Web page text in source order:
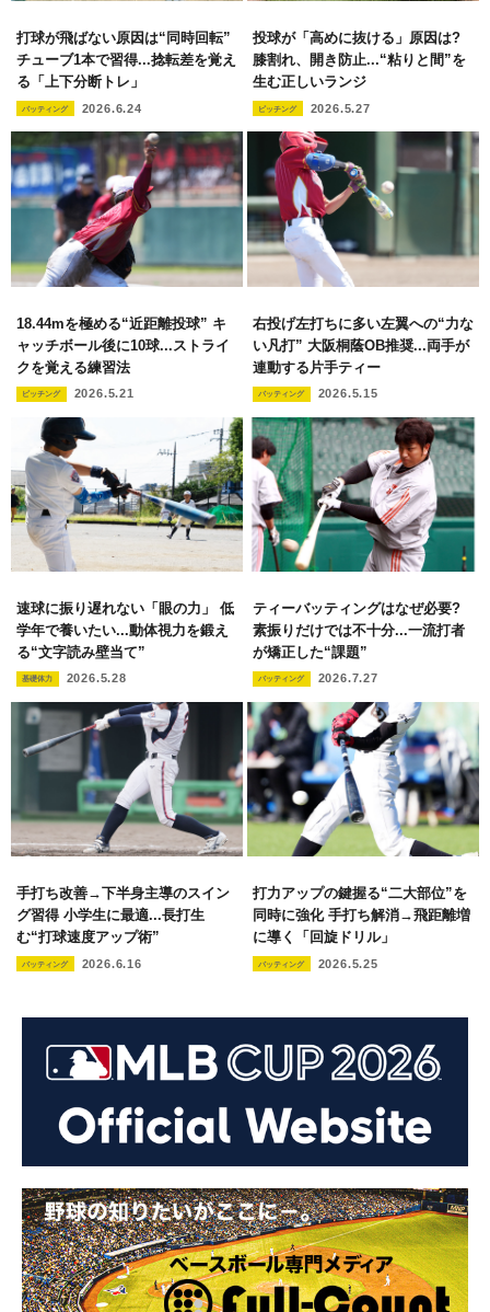
打球が飛ばない原因は“同時回転”
チューブ1本で習得...捻転差を覚え
る「上下分断トレ」
バッティング 2026.6.24
投球が「高めに抜ける」原因は?
膝割れ、開き防止...“粘りと間”を
生む正しいランジ
ピッチング 2026.5.27
18.44mを極める“近距離投球” キ
ャッチボール後に10球...ストライ
クを覚える練習法
ピッチング 2026.5.21
右投げ左打ちに多い左翼への“力な
い凡打” 大阪桐蔭OB推奨...両手が
連動する片手ティー
バッティング 2026.5.15
速球に振り遅れない「眼の力」 低
学年で養いたい...動体視力を鍛え
る“文字読み壁当て”
基礎体力 2026.5.28
ティーバッティングはなぜ必要?
素振りだけでは不十分...一流打者
が矯正した“課題”
バッティング 2026.7.27
手打ち改善→下半身主導のスイン
グ習得 小学生に最適...長打生
む“打球速度アップ術”
バッティング 2026.6.16
打力アップの鍵握る“二大部位”を
同時に強化 手打ち解消→飛距離増
に導く「回旋ドリル」
バッティング 2026.5.25